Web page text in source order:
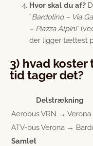
Hvor skal du af?
”Bardolino – Via
– Piazza Alpini”
der ligger tættest
3) hvad koster
tid tager det?
Delstrækning
Aerobus VRN → Verona
ATV-bus Verona →
Samlet